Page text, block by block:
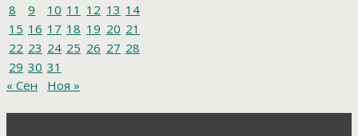
8
9 10 11 12 13 14
15 16 17 18 19 20 21
22 23 24 25 26 27 28
29 30 31
« Сен
Ноя »